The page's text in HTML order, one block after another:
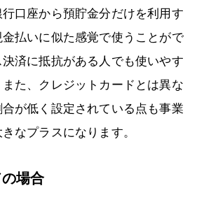
口座から預貯金分だけを利用す
払いに似た感覚で使うことがで
済に抵抗がある人でも使いやす
た、クレジットカードとは異な
が低く設定されている点も事業
なプラスになります。
場合